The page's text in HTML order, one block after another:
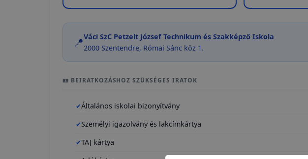
📍Váci SzC Petzelt József Technikum és Szakképző Iskola
2000 Szentendre, Római Sánc köz 1.
🪪 BEIRATKOZÁSHOZ SZÜKSÉGES IRATOK
Általános iskolai bizonyítvány
Személyi igazolvány és lakcímkártya
TAJ kártya